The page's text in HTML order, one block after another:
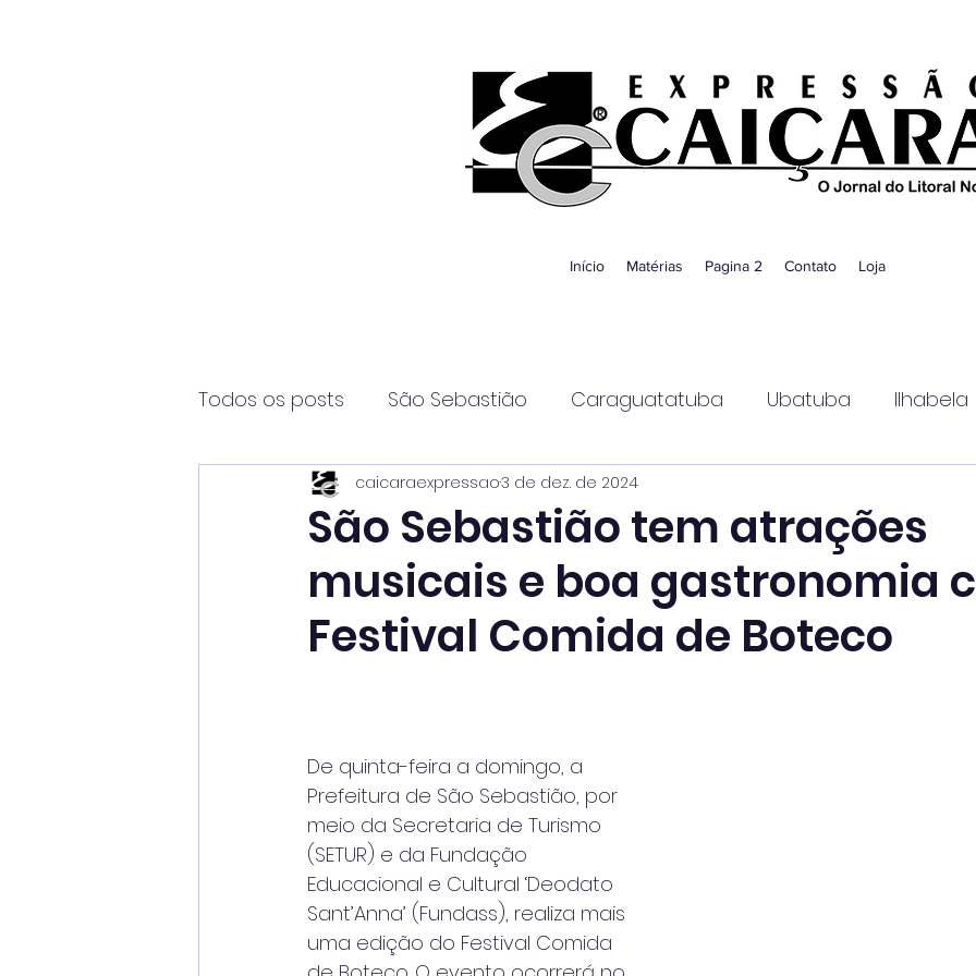
Início Matérias Pagina 2 Contato Loja
Todos os posts São Sebastião Caraguatatuba Ubatuba Ilhabela
Página2 Itanhaém Guaratinguetá
São Sebastião tem atrações
musicais e boa gastronomia
Festival Comida de Boteco
caicaraexpressao3 de dez. de 2024
De quinta-feira a domingo, a
Prefeitura de São Sebastião, por
meio da Secretaria de Turismo
(SETUR) e da Fundação
Educacional e Cultural ‘Deodato
Sant’Anna’ (Fundass), realiza mais
uma edição do Festival Comida